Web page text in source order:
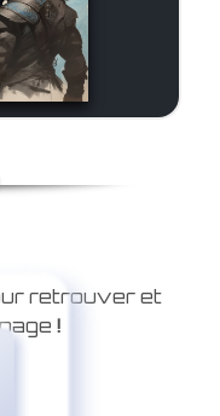
retrouver et
!